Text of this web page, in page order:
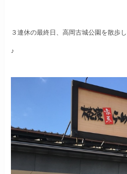
３連休の最終日、高岡古城公園を散歩
♪